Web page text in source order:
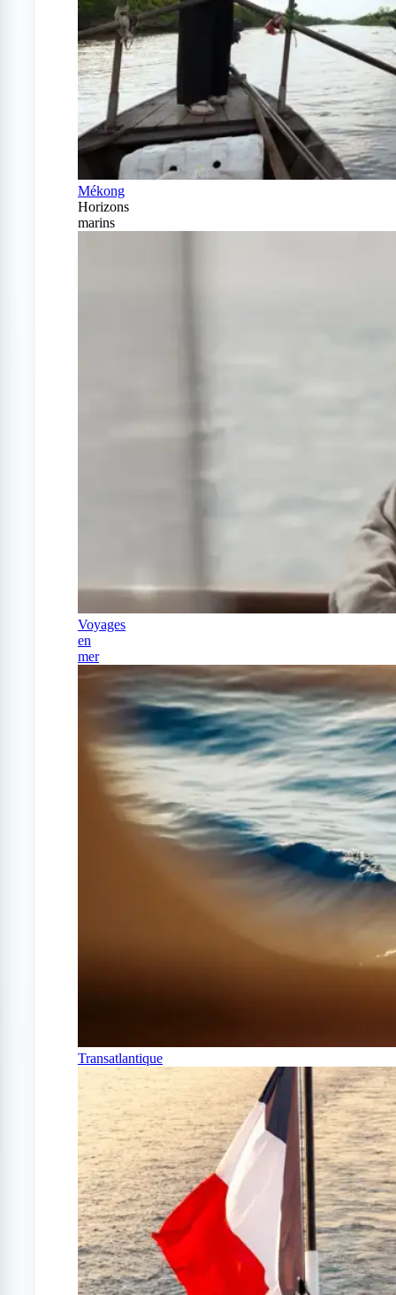
Mékong
Horizons
marins
Voyages
en
mer
Transatlantique